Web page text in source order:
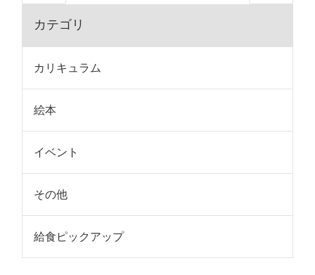
カテゴリ
カリキュラム
絵本
イベント
その他
給食ピックアップ